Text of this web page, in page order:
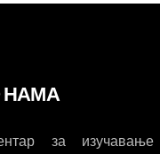
НАМА
за изучавање